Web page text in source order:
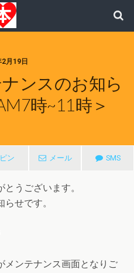
月19日
ンスのお知ら
時~11時＞
ピン メール SMS
うございます。
せです。
メンテナンス画面となりご